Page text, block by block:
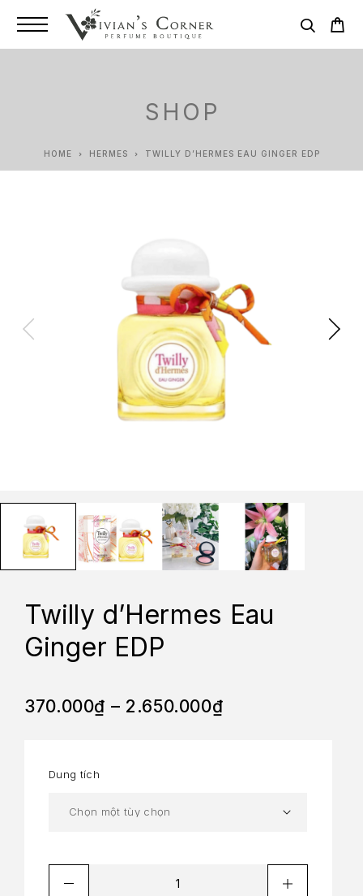
SHOP
HOME HERMES TWILLY D’HERMES EAU GINGER EDP
Twilly d’Hermes Eau
Ginger EDP
370.000₫ – 2.650.000₫
Dung tích